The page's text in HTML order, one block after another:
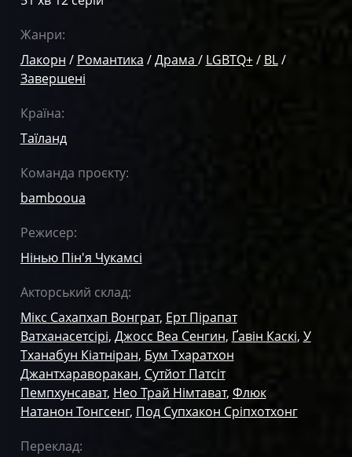
Жанри:
Лакорн / Романтика /Драма / LGBTQ+/ BL/
Завершені
Країна:
Таїланд
Команда проєкту:
bambooua
Режисер:
Нінью Пін'я Чукамсі
Акторський склад:
Мікс Сахапхап Вонграт, Ерт Пірапат
Ватханасетсірі, Джосс Веа Сенгин, Ґавін Каскі, У
Тханабун Кіатніран, Бум Тхаратхон
Джантхараворакан, Сутйот Патсіт
Пемпхунсават, Нео Трай Німтават, Флюк
Натанон Тонгсенг, Под Супхакон Сріпхотхонг
Переклад: